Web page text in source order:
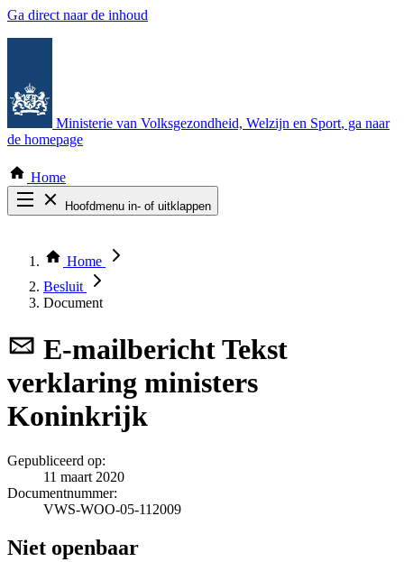
Ga direct naar de inhoud
Ministerie van Volksgezondheid, Welzijn en Sport, ga naar
de homepage
Home
Hoofdmenu in- of uitklappen
Thema COVID-19
Bekijk per bestuursorgaan
Home
Besluit
Document
E-mailberichtTekst
verklaring ministers
Koninkrijk
Gepubliceerd op:
11 maart 2020
Documentnummer:
VWS-WOO-05-112009
Niet openbaar